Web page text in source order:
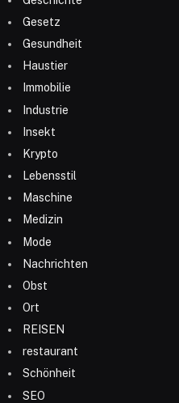
Gesetz
Gesundheit
Haustier
Immobilie
Industrie
Insekt
Krypto
Lebensstil
Maschine
Medizin
Mode
Nachrichten
Obst
Ort
REISEN
restaurant
Schönheit
SEO